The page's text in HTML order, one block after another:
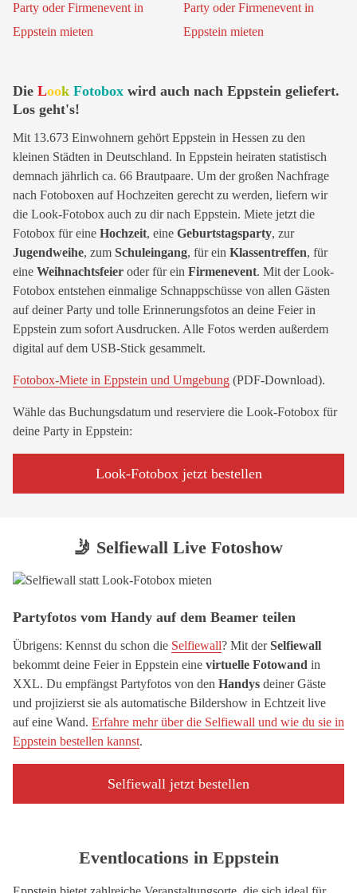
Die Look Fotobox wird auch nach Eppstein geliefert.
Los geht's!
Mit 13.673 Einwohnern gehört Eppstein in Hessen zu den
kleinen Städten in Deutschland. In Eppstein heiraten statistisch
demnach jährlich ca. 66 Brautpaare. Um der großen Nachfrage
nach Fotoboxen auf Hochzeiten gerecht zu werden, liefern wir
die Look-Fotobox auch zu dir nach Eppstein. Miete jetzt die
Fotobox für eine Hochzeit, eine Geburtstagsparty, zur
Jugendweihe, zum Schuleingang, für ein Klassentreffen, für
eine Weihnachtsfeier oder für ein Firmenevent. Mit der Look-
Fotobox entstehen einmalige Schnappschüsse von allen Gästen
auf deiner Party und tolle Erinnerungsfotos an deine Feier in
Eppstein zum sofort Ausdrucken. Alle Fotos werden außerdem
digital auf dem USB-Stick gesammelt.
Fotobox-Miete in Eppstein und Umgebung (PDF-Download).
Wähle das Buchungsdatum und reserviere die Look-Fotobox für
deine Party in Eppstein:
Look-Fotobox jetzt bestellen
🤳 Selfiewall Live Fotoshow
Partyfotos vom Handy auf dem Beamer teilen
Übrigens: Kennst du schon die Selfiewall? Mit derSelfiewall
bekommt deine Feier in Eppstein eine virtuelle Fotowand in
XXL. Du empfängst Partyfotos von den Handys deiner Gäste
und projizierst sie als automatische Bildershow in Echtzeit live
auf eine Wand. Erfahre mehr über die Selfiewall und wie du sie in
Eppstein bestellen kannst.
Selfiewall jetzt bestellen
Eventlocations in Eppstein